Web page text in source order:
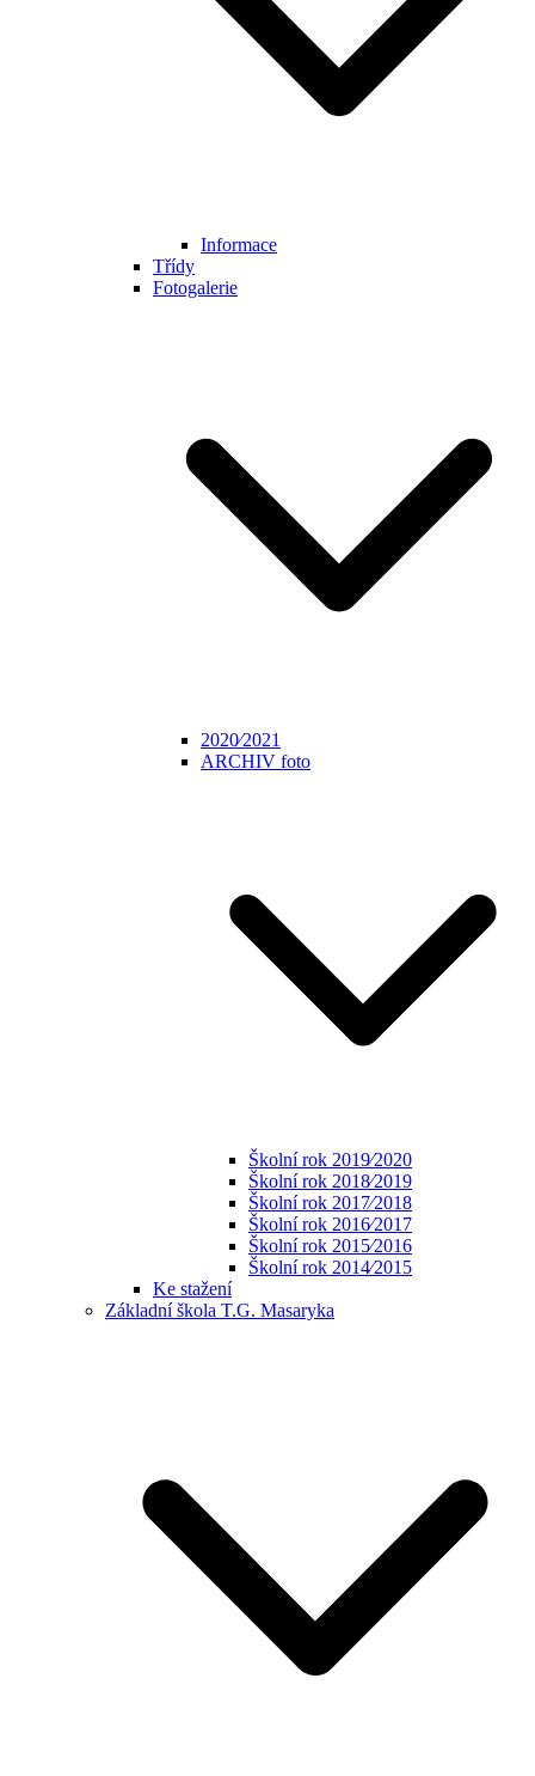
Informace
Třídy
Fotogalerie
2020⁄2021
ARCHIV foto
Školní rok 2019⁄2020
Školní rok 2018⁄2019
Školní rok 2017⁄2018
Školní rok 2016⁄2017
Školní rok 2015⁄2016
Školní rok 2014⁄2015
Ke stažení
Základní škola T.G. Masaryka